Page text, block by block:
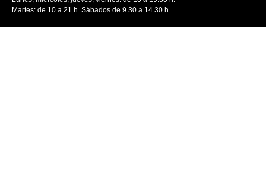
Martes: de 10 a 21 h. Sábados de 9.30 a 14.30 h.